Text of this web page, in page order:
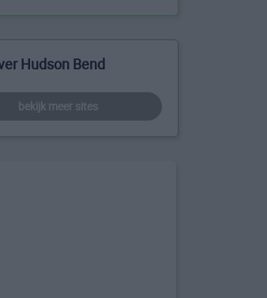
Hudson Bend
bekijk meer sites